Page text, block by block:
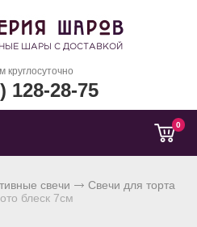
круглосуточно
128-28-75
0
свечи
Свечи для торта
блеск 7см